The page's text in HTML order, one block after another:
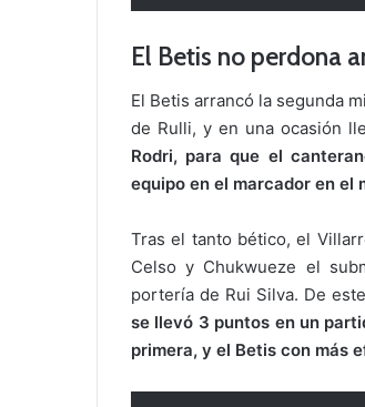
El Betis no perdona
El Betis arrancó la segunda
de Rulli, y en una ocasión
Rodri, para que el
equipo en el marcador en el
Tras el tanto bético, el
Celso y Chukwueze el
portería de Rui Silva. De
se llevó 3 puntos en un
primera, y el Betis con más